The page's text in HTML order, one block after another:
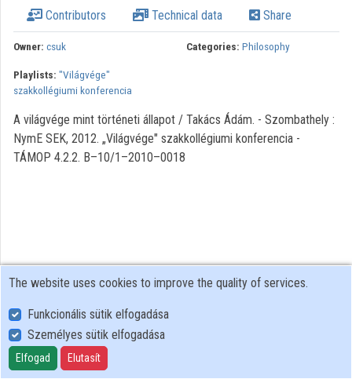
Categories
Organization playlists
Organizations
Contributors Technical data Share
Owner: csuk Categories: Philosophy
Playlists: "Világvége"
szakkollégiumi konferencia
A világvége mint történeti állapot / Takács Ádám. - Szombathely :
NymE SEK, 2012. „Világvége" szakkollégiumi konferencia -
TÁMOP 4.2.2. B–10/1–2010–0018
User Policy
Adatkezelési tájékoztató (en)
Cookie Policy
The website uses cookies to improve the quality of services.
Funkcionális sütik elfogadása
Személyes sütik elfogadása
Elfogad Elutasít